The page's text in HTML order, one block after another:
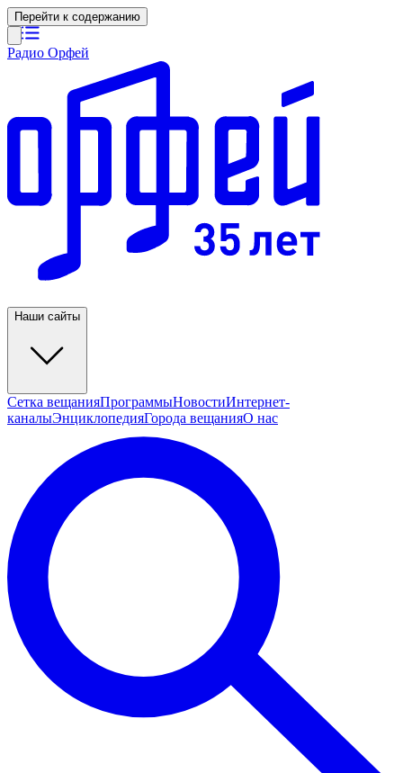
Перейти к содержанию
Радио Орфей
Наши сайты
Сетка вещанияПрограммыНовостиИнтернет-
каналыЭнциклопедияГорода вещанияО нас